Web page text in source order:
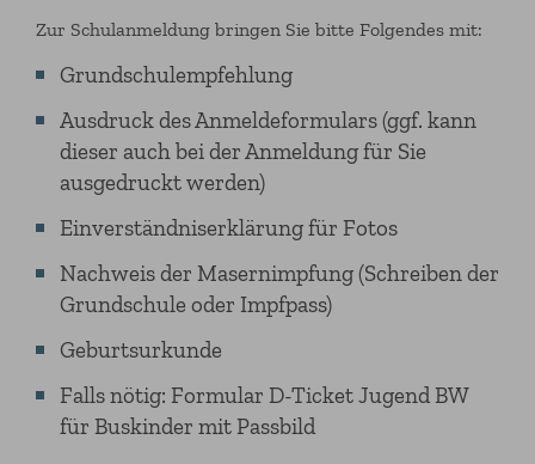
Zur Schulanmeldung bringen Sie bitte Folgendes mit:
Grundschulempfehlung
Ausdruck des Anmeldeformulars (ggf. kann
dieser auch bei der Anmeldung für Sie
ausgedruckt werden)
Einverständniserklärung für Fotos
Nachweis der Masernimpfung (Schreiben der
Grundschule oder Impfpass)
Geburtsurkunde
Falls nötig: Formular D-Ticket Jugend BW
für Buskinder mit Passbild